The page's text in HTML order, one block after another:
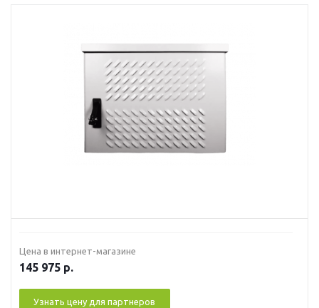
Цена в интернет-магазине
145 975 р.
Узнать цену для партнеров